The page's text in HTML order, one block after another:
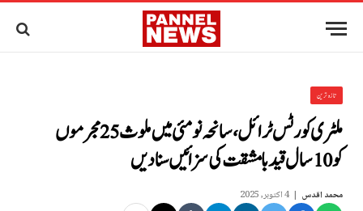
تازہ ترین
ملٹری کورٹس ٹرائل،سانحہ نو مئی میں‌ملوث25 مجرموں
کو 10سال قید بامشقت کی سزا ئیں سنادیں
محمد اقدس 4 اکتوبر, 2025